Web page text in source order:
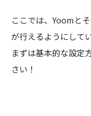
ここでは、Yoomと
が行えるようにして
まずは基本的な設定
さい！